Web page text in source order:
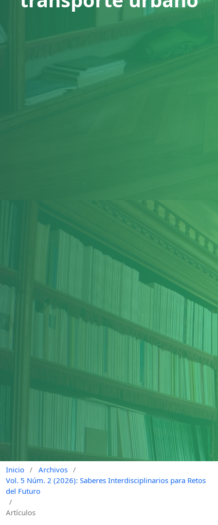
Inicio / Archivos /
Vol. 5 Núm. 2 (2026): Saberes Interdisciplinarios para Retos
del Futuro
/
Artículos